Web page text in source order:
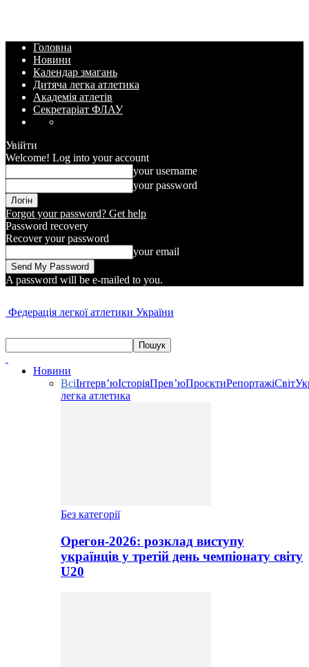
Головна
Новини
Календар змагань
Дитяча легка атлетика
Академія атлетів
Секретаріат ФЛАУ
Увійти
Welcome! Log into your account
your username
your password
Forgot your password? Get help
Password recovery
Recover your password
your email
A password will be e-mailed to you.
Федерація легкої атлетики України
Новини
ВсіІнтерв’юІсторіяПрев’юПроєктиРепортажіСвіт
легка атлетика
Без категорії
Орегон-2026: розклад виступу
українців у третій день чемпіонату світу
U20